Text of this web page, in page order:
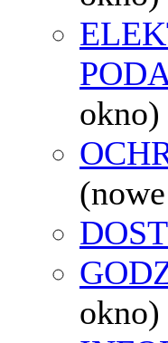
okno)
okno)